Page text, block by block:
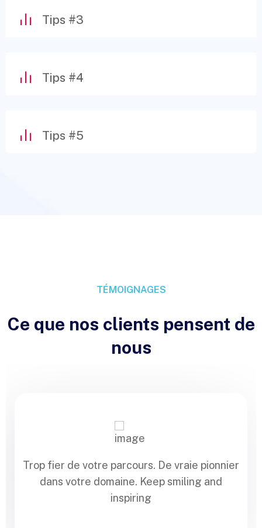
Tips #3
Tips #4
Tips #5
TÉMOIGNAGES
Ce que nos clients pensent de
nous
Trop fier de votre parcours. De vraie pionnier
dans votre domaine. Keep smiling and
inspiring